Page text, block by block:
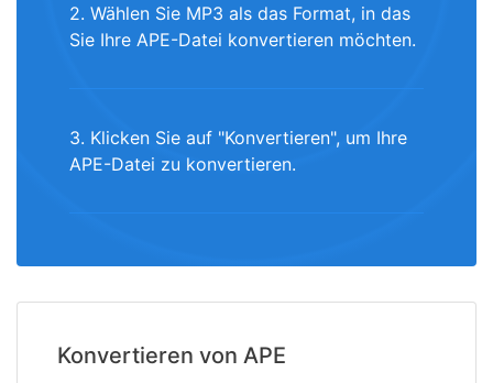
2. Wählen Sie MP3 als das Format, in das
Sie Ihre APE-Datei konvertieren möchten.
3. Klicken Sie auf "Konvertieren", um Ihre
APE-Datei zu konvertieren.
Konvertieren von APE